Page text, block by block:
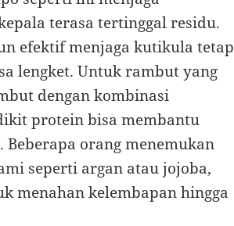
terasa tertinggal residu.
efektif menjaga kutikula tetap
lengket. Untuk rambut yang
dengan kombinasi
protein bisa membantu
orang menemukan
seperti argan atau jojoba,
menahan kelembapan hingga